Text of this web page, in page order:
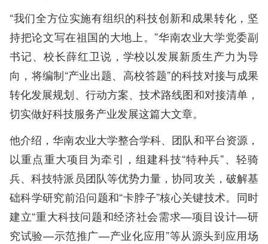
“我们全方位实施有组织的科技创新和成果转化，坚
持把论文写在祖国的大地上。”华南农业大学党委副
书记、校长薛红卫说，学校以发展新质生产力为导
向，将编制“产业出题、高校答题”的科技对接与成果
转化发展规划、行动方案、技术路线图和对接清单，
切实做好科技服务产业发展这篇大文章。
他介绍，华南农业大学整合学科、团队和平台资源，
以重点重大项目为牵引，组建科技“特种兵”、轻骑
兵、科技特派员团队等优势力量，协同攻关，破解基
础科学研究前沿问题和“卡脖子”核心关键技术。同时
建立“重大科技问题和经济社会需求—项目设计—研
究试验—示范推广—产业化应用”等从源头到应用场